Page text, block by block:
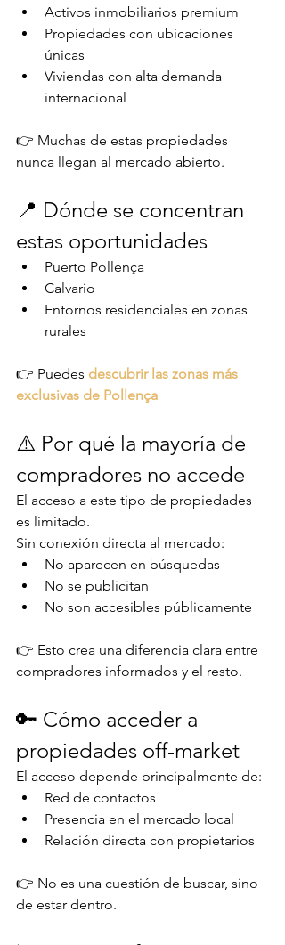
Activos inmobiliarios premium
Propiedades con ubicaciones
únicas
Viviendas con alta demanda
internacional
👉 Muchas de estas propiedades
nunca llegan al mercado abierto.
📍 Dónde se concentran
estas oportunidades
Puerto Pollença
Calvario
Entornos residenciales en zonas
rurales
👉 Puedes descubrir las zonas más
exclusivas de Pollença
⚠️ Por qué la mayoría de
compradores no accede
El acceso a este tipo de propiedades
es limitado.
Sin conexión directa al mercado:
No aparecen en búsquedas
No se publicitan
No son accesibles públicamente
👉 Esto crea una diferencia clara entre
compradores informados y el resto.
🔑 Cómo acceder a
propiedades off-market
El acceso depende principalmente de:
Red de contactos
Presencia en el mercado local
Relación directa con propietarios
👉 No es una cuestión de buscar, sino
de estar dentro.